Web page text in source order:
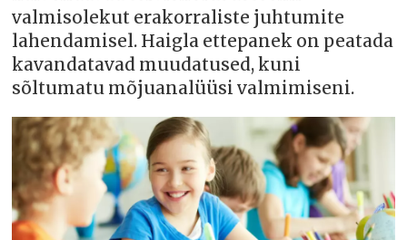
valmisolekut erakorraliste juhtumite
lahendamisel. Haigla ettepanek on peatada
kavandatavad muudatused, kuni
sõltumatu mõjuanalüüsi valmimiseni.